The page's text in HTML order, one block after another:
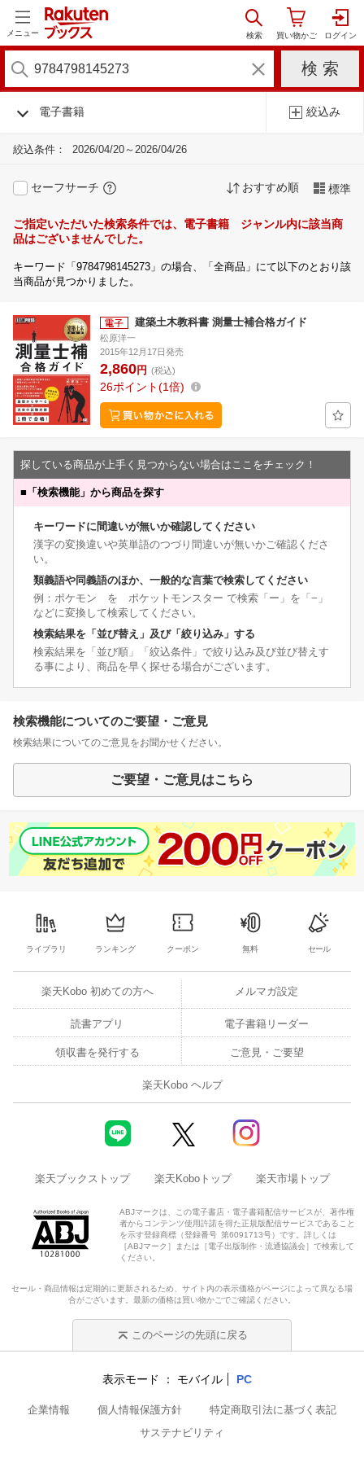
メニュー
電子書籍 絞込み
絞込条件： 2026/04/20～2026/04/26
セーフサーチ おすすめ順 標準
ご指定いただいた検索条件では、電子書籍 ジャンル内に該当商
品はございませんでした。
キーワード「9784798145273」の場合、「全商品」にて以下のとおり該
当商品が見つかりました。
建築土木教科書 測量士補合格ガイド
松原洋一
2015年12月17日発売
2,860円 (税込)
26ポイント 1倍
探している商品が上手く見つからない場合はここをチェック！
■ 「検索機能」から商品を探す
キーワードに間違いが無いか確認してください
漢字の変換違いや英単語のつづり間違いが無いかご確認くださ
い。
類義語や同義語のほか、一般的な言葉で検索してください
例：ポケモン を ポケットモンスター で検索「ー」を「−」
などに変換して検索してください。
検索結果を「並び替え」及び「絞り込み」する
検索結果を「並び順」「絞込条件」で絞り込み及び並び替えす
る事により、商品を早く探せる場合がございます。
検索機能についてのご要望・ご意見
検索結果についてのご意見をお聞かせください。
ご要望・ご意見はこちら
ライブラリ ランキング クーポン 無料 セール
楽天Kobo 初めての方へ メルマガ設定
読書アプリ 電子書籍リーダー
領収書を発行する ご意見・ご要望
楽天Kobo ヘルプ
楽天ブックストップ 楽天Koboトップ 楽天市場トップ
ABJマークは、この電子書店・電子書籍配信サービスが、著作権
者からコンテンツ使用許諾を得た正規版配信サービスであること
を示す登録商標（登録番号 第6091713号）です。詳しくは
［ABJマーク］または［電子出版制作・流通協議会］で検索して
ください。
セール・商品情報は定期的に更新されるため、サイト内の表示価格がページによって異なる場
合がございます。最新の価格は買い物かごでご確認ください。
このページの先頭に戻る
表示モード モバイル PC
企業情報 個人情報保護方針
特定商取引法に基づく表記
サステナビリティ